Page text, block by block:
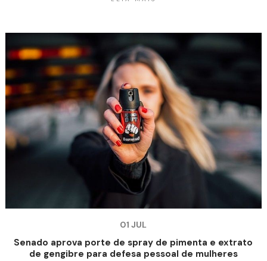
01 JUL
Senado aprova porte de spray de pimenta e extrato
de gengibre para defesa pessoal de mulheres